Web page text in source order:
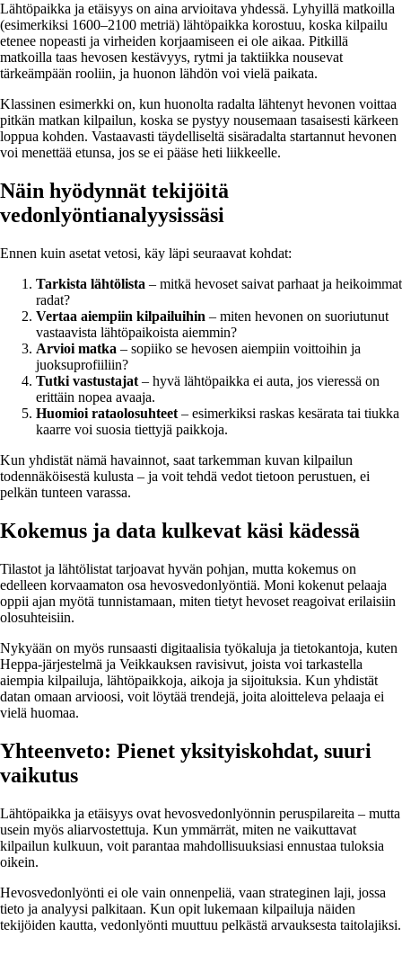
Lähtöpaikka ja etäisyys on aina arvioitava yhdessä. Lyhyillä matkoilla
(esimerkiksi 1600–2100 metriä) lähtöpaikka korostuu, koska kilpailu
etenee nopeasti ja virheiden korjaamiseen ei ole aikaa. Pitkillä
matkoilla taas hevosen kestävyys, rytmi ja taktiikka nousevat
tärkeämpään rooliin, ja huonon lähdön voi vielä paikata.
Klassinen esimerkki on, kun huonolta radalta lähtenyt hevonen voittaa
pitkän matkan kilpailun, koska se pystyy nousemaan tasaisesti kärkeen
loppua kohden. Vastaavasti täydelliseltä sisäradalta startannut hevonen
voi menettää etunsa, jos se ei pääse heti liikkeelle.
Näin hyödynnät tekijöitä
vedonlyöntianalyysissäsi
Ennen kuin asetat vetosi, käy läpi seuraavat kohdat:
Tarkista lähtölista – mitkä hevoset saivat parhaat ja heikoimmat
radat?
Vertaa aiempiin kilpailuihin – miten hevonen on suoriutunut
vastaavista lähtöpaikoista aiemmin?
Arvioi matka – sopiiko se hevosen aiempiin voittoihin ja
juoksuprofiiliin?
Tutki vastustajat – hyvä lähtöpaikka ei auta, jos vieressä on
erittäin nopea avaaja.
Huomioi rataolosuhteet – esimerkiksi raskas kesärata tai tiukka
kaarre voi suosia tiettyjä paikkoja.
Kun yhdistät nämä havainnot, saat tarkemman kuvan kilpailun
todennäköisestä kulusta – ja voit tehdä vedot tietoon perustuen, ei
pelkän tunteen varassa.
Kokemus ja data kulkevat käsi kädessä
Tilastot ja lähtölistat tarjoavat hyvän pohjan, mutta kokemus on
edelleen korvaamaton osa hevosvedonlyöntiä. Moni kokenut pelaaja
oppii ajan myötä tunnistamaan, miten tietyt hevoset reagoivat erilaisiin
olosuhteisiin.
Nykyään on myös runsaasti digitaalisia työkaluja ja tietokantoja, kuten
Heppa-järjestelmä ja Veikkauksen ravisivut, joista voi tarkastella
aiempia kilpailuja, lähtöpaikkoja, aikoja ja sijoituksia. Kun yhdistät
datan omaan arvioosi, voit löytää trendejä, joita aloitteleva pelaaja ei
vielä huomaa.
Yhteenveto: Pienet yksityiskohdat, suuri
vaikutus
Lähtöpaikka ja etäisyys ovat hevosvedonlyönnin peruspilareita – mutta
usein myös aliarvostettuja. Kun ymmärrät, miten ne vaikuttavat
kilpailun kulkuun, voit parantaa mahdollisuuksiasi ennustaa tuloksia
oikein.
Hevosvedonlyönti ei ole vain onnenpeliä, vaan strateginen laji, jossa
tieto ja analyysi palkitaan. Kun opit lukemaan kilpailuja näiden
tekijöiden kautta, vedonlyönti muuttuu pelkästä arvauksesta taitolajiksi.